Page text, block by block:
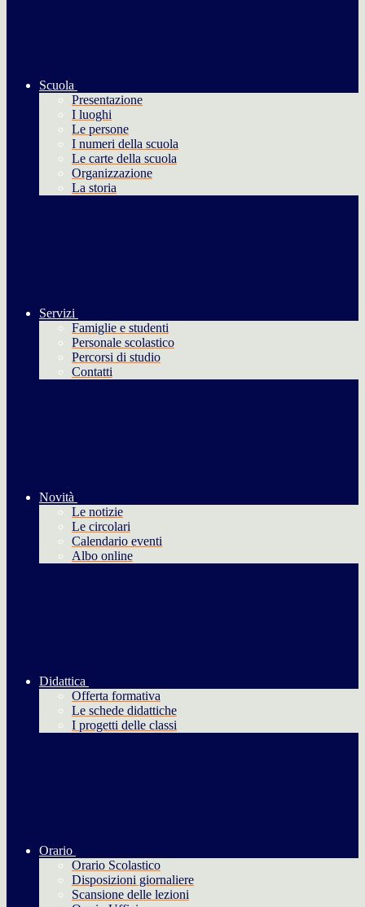
Scuola
Presentazione
I luoghi
Le persone
I numeri della scuola
Le carte della scuola
Organizzazione
La storia
Servizi
Famiglie e studenti
Personale scolastico
Percorsi di studio
Contatti
Novità
Le notizie
Le circolari
Calendario eventi
Albo online
Didattica
Offerta formativa
Le schede didattiche
I progetti delle classi
Orario
Orario Scolastico
Disposizioni giornaliere
Scansione delle lezioni